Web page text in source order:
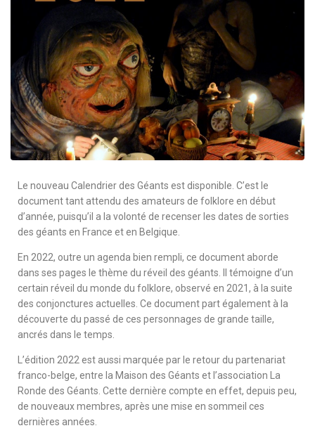
Le nouveau Calendrier des Géants est disponible. C’est le
document tant attendu des amateurs de folklore en début
d’année, puisqu’il a la volonté de recenser les dates de sorties
des géants en France et en Belgique.
En 2022, outre un agenda bien rempli, ce document aborde
dans ses pages le thème du réveil des géants. Il témoigne d’un
certain réveil du monde du folklore, observé en 2021, à la suite
des conjonctures actuelles. Ce document part également à la
découverte du passé de ces personnages de grande taille,
ancrés dans le temps.
L’édition 2022 est aussi marquée par le retour du partenariat
franco-belge, entre la Maison des Géants et l’association La
Ronde des Géants. Cette dernière compte en effet, depuis peu,
de nouveaux membres, après une mise en sommeil ces
dernières années.